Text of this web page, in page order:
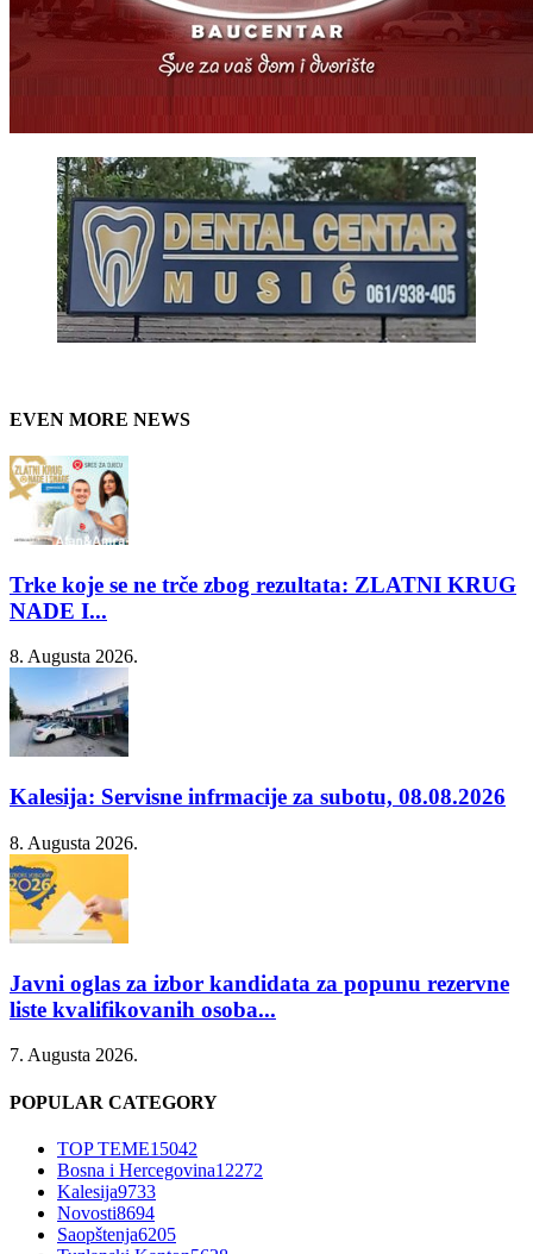
EVEN MORE NEWS
Trke koje se ne trče zbog rezultata: ZLATNI KRUG
NADE I...
8. Augusta 2026.
Kalesija: Servisne infrmacije za subotu, 08.08.2026
8. Augusta 2026.
Javni oglas za izbor kandidata za popunu rezervne
liste kvalifikovanih osoba...
7. Augusta 2026.
POPULAR CATEGORY
TOP TEME15042
Bosna i Hercegovina12272
Kalesija9733
Novosti8694
Saopštenja6205